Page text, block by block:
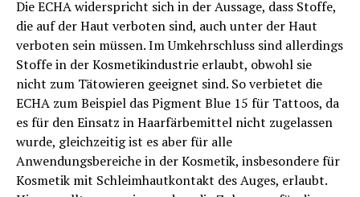
Die ECHA widerspricht sich in der Aussage, dass Stoffe,
die auf der Haut verboten sind, auch unter der Haut
verboten sein müssen. Im Umkehrschluss sind allerdings
Stoffe in der Kosmetikindustrie erlaubt, obwohl sie
nicht zum Tätowieren geeignet sind. So verbietet die
ECHA zum Beispiel das Pigment Blue 15 für Tattoos, da
es für den Einsatz in Haarfärbemittel nicht zugelassen
wurde, gleichzeitig ist es aber für alle
Anwendungsbereiche in der Kosmetik, insbesondere für
Kosmetik mit Schleimhautkontakt des Auges, erlaubt.